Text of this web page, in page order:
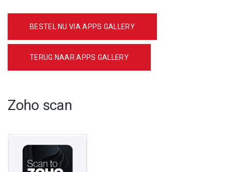
BESTEL NU VIA APPS GALLERY
TERUG NAAR APPS GALLERY
Zoho scan